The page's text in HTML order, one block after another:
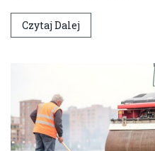
Czytaj Dalej